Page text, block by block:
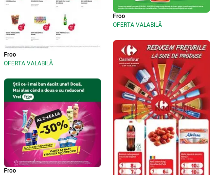
Froo
OFERTA VALABILĂ
Froo
Froo
OFERTA VALABILĂ